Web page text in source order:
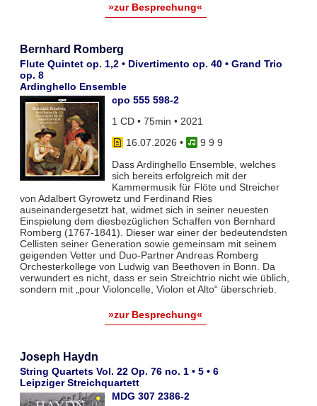
»zur Besprechung«
Bernhard Romberg
Flute Quintet op. 1,2 • Divertimento op. 40 • Grand Trio
op. 8
Ardinghello Ensemble
cpo 555 598-2
1 CD • 75min • 2021
16.07.2026 •
9 9 9
Dass Ardinghello Ensemble, welches
sich bereits erfolgreich mit der
Kammermusik für Flöte und Streicher
von Adalbert Gyrowetz und Ferdinand Ries
auseinandergesetzt hat, widmet sich in seiner neuesten
Einspielung dem diesbezüglichen Schaffen von Bernhard
Romberg (1767-1841). Dieser war einer der bedeutendsten
Cellisten seiner Generation sowie gemeinsam mit seinem
geigenden Vetter und Duo-Partner Andreas Romberg
Orchesterkollege von Ludwig van Beethoven in Bonn. Da
verwundert es nicht, dass er sein Streichtrio nicht wie üblich,
sondern mit „pour Violoncelle, Violon et Alto“ überschrieb.
»zur Besprechung«
Joseph Haydn
String Quartets Vol. 22 Op. 76 no. 1 • 5 • 6
Leipziger Streichquartett
MDG 307 2386-2